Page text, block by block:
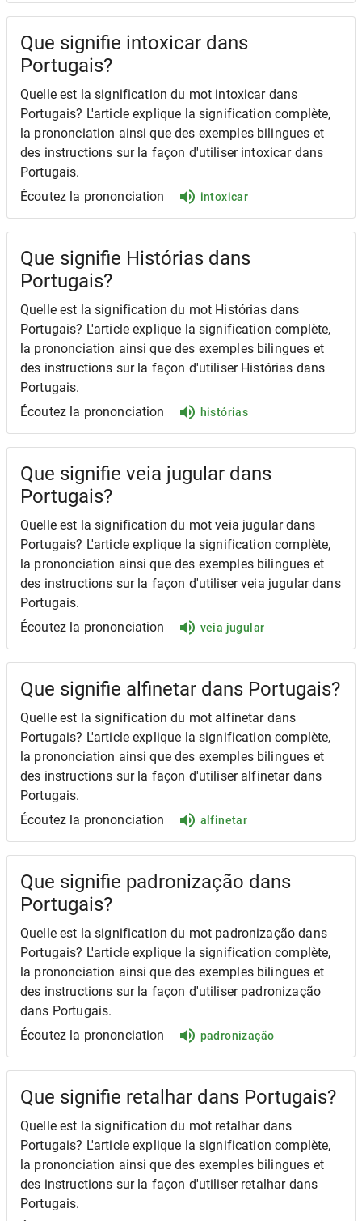
Que signifie intoxicar dans
Portugais?
Quelle est la signification du mot intoxicar dans
Portugais? L'article explique la signification complète,
la prononciation ainsi que des exemples bilingues et
des instructions sur la façon d'utiliser intoxicar dans
Portugais.
Écoutez la prononciation
intoxicar
Que signifie Histórias dans
Portugais?
Quelle est la signification du mot Histórias dans
Portugais? L'article explique la signification complète,
la prononciation ainsi que des exemples bilingues et
des instructions sur la façon d'utiliser Histórias dans
Portugais.
Écoutez la prononciation
histórias
Que signifie veia jugular dans
Portugais?
Quelle est la signification du mot veia jugular dans
Portugais? L'article explique la signification complète,
la prononciation ainsi que des exemples bilingues et
des instructions sur la façon d'utiliser veia jugular dans
Portugais.
Écoutez la prononciation
veia jugular
Que signifie alfinetar dans Portugais?
Quelle est la signification du mot alfinetar dans
Portugais? L'article explique la signification complète,
la prononciation ainsi que des exemples bilingues et
des instructions sur la façon d'utiliser alfinetar dans
Portugais.
Écoutez la prononciation
alfinetar
Que signifie padronização dans
Portugais?
Quelle est la signification du mot padronização dans
Portugais? L'article explique la signification complète,
la prononciation ainsi que des exemples bilingues et
des instructions sur la façon d'utiliser padronização
dans Portugais.
Écoutez la prononciation
padronização
Que signifie retalhar dans Portugais?
Quelle est la signification du mot retalhar dans
Portugais? L'article explique la signification complète,
la prononciation ainsi que des exemples bilingues et
des instructions sur la façon d'utiliser retalhar dans
Portugais.